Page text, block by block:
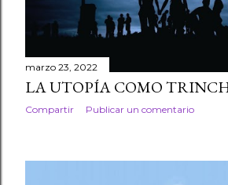
d
a
s
marzo 23, 2022
LA UTOPÍA COMO
Compartir Publicar un comentario